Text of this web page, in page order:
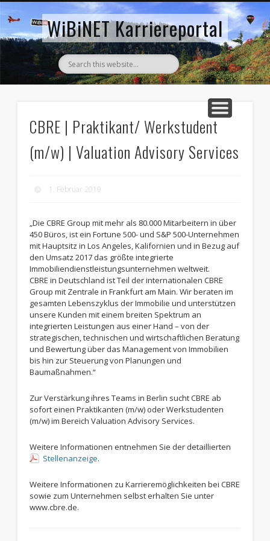
WiBiNET Karriereportal
AKTUELLE STELLENANZEIGEN
ZURÜCK ZUM WIBINET
CBRE | Praktikant/ Werkstudent
(m/w) | Valuation Advisory Services
1. Februar 2019
„Die CBRE Group mit mehr als 80.000 Mitarbeitern in über
450 Büros, ist ein Fortune 500- und S&P 500-Unternehmen
mit Hauptsitz in Los Angeles, Kalifornien und in Bezug auf
den Umsatz 2017 das größte integrierte
Immobiliendienstleistungsunternehmen weltweit.
CBRE in Deutschland ist Teil der internationalen CBRE
Group mit Zentrale in Frankfurt am Main. Wir beraten im
gesamten Lebenszyklus der Immobilie und unterstützen
unsere Kunden mit einem breiten Spektrum an
integrierten Leistungen aus einer Hand – von der
strategischen, technischen und wirtschaftlichen Beratung
und Bewertung über das Management von Immobilien
bis hin zur Steuerung von Planungen und
Baumaßnahmen.“
Zur Verstärkung ihres Teams in Berlin sucht CBRE ab
sofort einen Praktikanten (m/w) oder Werkstudenten
(m/w) im Bereich Valuation Advisory Services.
Weitere Informationen entnehmen Sie der detaillierten
Stellenanzeige.
Weitere Informationen zu Karrieremöglichkeiten bei CBRE
sowie zum Unternehmen selbst erhalten Sie unter
www.cbre.de.